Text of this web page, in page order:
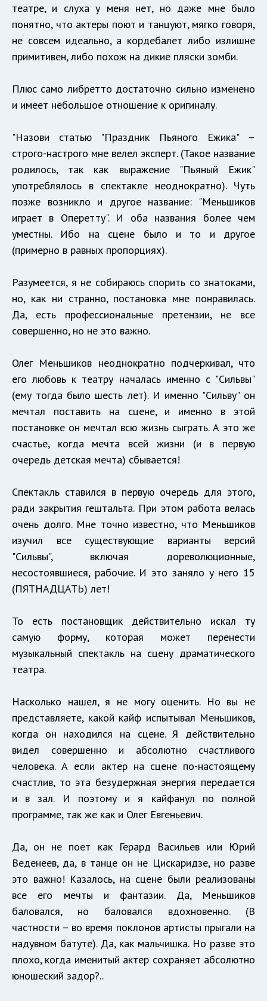
театре, и слуха у меня нет, но даже мне было
понятно, что актеры поют и танцуют, мягко говоря,
не совсем идеально, а кордебалет либо излишне
примитивен, либо похож на дикие пляски зомби.
Плюс само либретто достаточно сильно изменено
и имеет небольшое отношение к оригиналу.
"Назови статью "Праздник Пьяного Ежика" –
строго-настрого мне велел эксперт. (Такое название
родилось, так как выражение "Пьяный Ежик"
употреблялось в спектакле неоднократно). Чуть
позже возникло и другое название: "Меньшиков
играет в Оперетту". И оба названия более чем
уместны. Ибо на сцене было и то и другое
(примерно в равных пропорциях).
Разумеется, я не собираюсь спорить со знатоками,
но, как ни странно, постановка мне понравилась.
Да, есть профессиональные претензии, не все
совершенно, но не это важно.
Олег Меньшиков неоднократно подчеркивал, что
его любовь к театру началась именно с "Сильвы"
(ему тогда было шесть лет). И именно "Сильву" он
мечтал поставить на сцене, и именно в этой
постановке он мечтал всю жизнь сыграть. А это же
счастье, когда мечта всей жизни (и в первую
очередь детская мечта) сбывается!
Спектакль ставился в первую очередь для этого,
ради закрытия гештальта. При этом работа велась
очень долго. Мне точно известно, что Меньшиков
изучил все существующие варианты версий
"Сильвы", включая дореволюционные,
несостоявшиеся, рабочие. И это заняло у него 15
(ПЯТНАДЦАТЬ) лет!
То есть постановщик действительно искал ту
самую форму, которая может перенести
музыкальный спектакль на сцену драматического
театра.
Насколько нашел, я не могу оценить. Но вы не
представляете, какой кайф испытывал Меньшиков,
когда он находился на сцене. Я действительно
видел совершенно и абсолютно счастливого
человека. А если актер на сцене по-настоящему
счастлив, то эта безудержная энергия передается
и в зал. И поэтому и я кайфанул по полной
программе, так же как и Олег Евгеньевич.
Да, он не поет как Герард Васильев или Юрий
Веденеев, да, в танце он не Цискаридзе, но разве
это важно! Казалось, на сцене были реализованы
все его мечты и фантазии. Да, Меньшиков
баловался, но баловался вдохновенно. (В
частности – во время поклонов артисты прыгали на
надувном батуте). Да, как мальчишка. Но разве это
плохо, когда именитый актер сохраняет абсолютно
юношеский задор?..